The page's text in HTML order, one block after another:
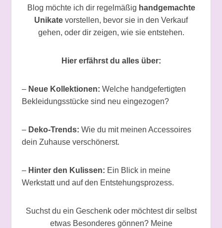
Blog möchte ich dir regelmäßig handgemachte
Unikate vorstellen, bevor sie in den Verkauf
gehen, oder dir zeigen, wie sie entstehen.
Hier erfährst du alles über:
– Neue Kollektionen: Welche handgefertigten
Bekleidungsstücke sind neu eingezogen?
– Deko-Trends: Wie du mit meinen Accessoires
dein Zuhause verschönerst.
– Hinter den Kulissen: Ein Blick in meine
Werkstatt und auf den Entstehungsprozess.
Suchst du ein Geschenk oder möchtest dir selbst
etwas Besonderes gönnen? Meine